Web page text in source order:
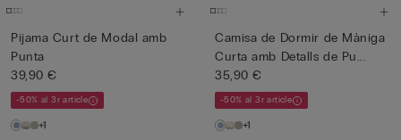
Pijama Curt de Modal amb
Punta
39,90 €
-50% al 3r article
+1
Camisa de Dormir de Màniga
Curta amb Detalls de Pu...
35,90 €
-50% al 3r article
+1